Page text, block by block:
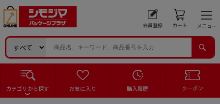
会員登録 カート メニュー
カテゴリから探す お気に入り 購入履歴 クーポン